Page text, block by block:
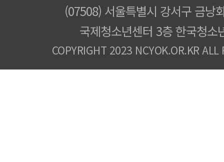
(07508) 서울특별시 강서구 금낭
국제청소년센터 3층 한국청소
COPYRIGHT 2023 NCYOK.OR.KR ALL